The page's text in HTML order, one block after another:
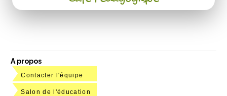
A propos
Contacter l'équipe
Salon de l'éducation